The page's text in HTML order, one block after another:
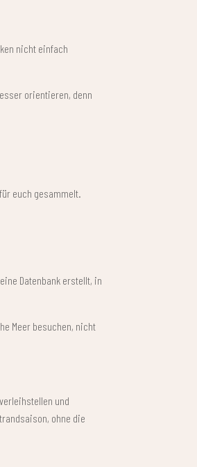
nicht einfach
orientieren, denn
euch gesammelt.
Datenbank erstellt, in
Meer besuchen, nicht
und
ohne die